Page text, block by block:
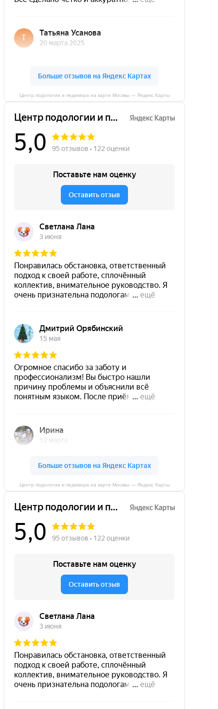
Центр подологии и педикюра на карте Москвы — Яндекс Карты
Центр подологии и педикюра на карте Москвы — Яндекс Карты